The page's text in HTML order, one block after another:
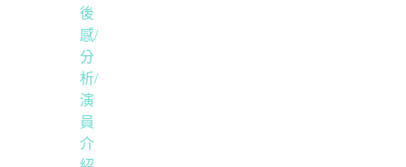
後
感/
分
析/
演
員
介